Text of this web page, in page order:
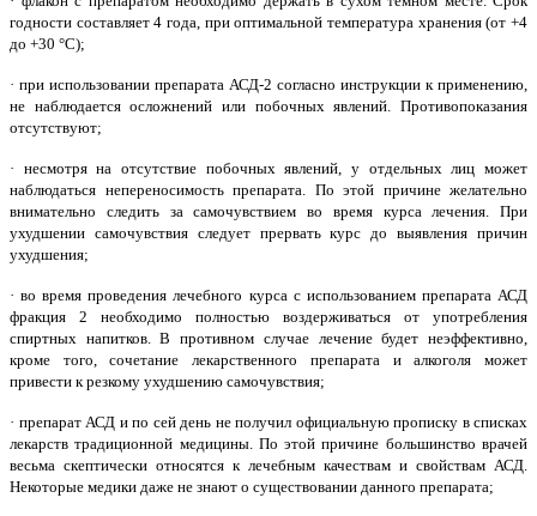
годности составляет 4 года, при оптимальной температура хранения (от +4
до +30 °C);
· при использовании препарата АСД-2 согласно инструкции к применению,
не наблюдается осложнений или побочных явлений. Противопоказания
отсутствуют;
· несмотря на отсутствие побочных явлений, у отдельных лиц может
наблюдаться непереносимость препарата. По этой причине желательно
внимательно следить за самочувствием во время курса лечения. При
ухудшении самочувствия следует прервать курс до выявления причин
ухудшения;
· во время проведения лечебного курса с использованием препарата АСД
фракция 2 необходимо полностью воздерживаться от употребления
спиртных напитков. В противном случае лечение будет неэффективно,
кроме того, сочетание лекарственного препарата и алкоголя может
привести к резкому ухудшению самочувствия;
· препарат АСД и по сей день не получил официальную прописку в списках
лекарств традиционной медицины. По этой причине большинство врачей
весьма скептически относятся к лечебным качествам и свойствам АСД.
Некоторые медики даже не знают о существовании данного препарата;